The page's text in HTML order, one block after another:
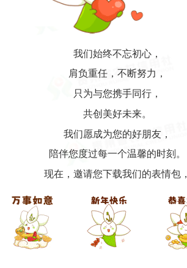
我们始终不忘初心，
肩负重任，不断努力，
只为与您携手同行，
共创美好未来。
我们愿成为您的好朋友，
陪伴您度过每一个温馨的时刻。
现在，邀请您下载我们的表情包，